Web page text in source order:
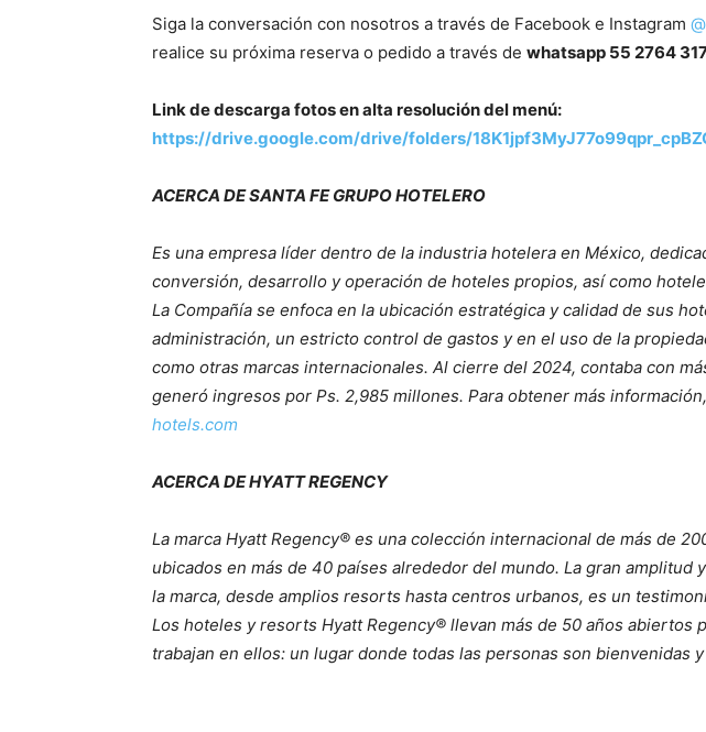
Siga la conversación con nosotros a través de Facebook e Instagram
realice su próxima reserva o pedido a través de whatsapp 55 2764
Link de descarga fotos en alta resolución del menú:
https://drive.google.com/drive/folders/
ACERCA DE SANTA FE GRUPO HOTELERO
Es una empresa líder dentro de la industria hotelera en México,
conversión, desarrollo y operación de hoteles propios, así como
La Compañía se enfoca en la ubicación estratégica y calidad de sus
administración, un estricto control de gastos y en el uso de la
como otras marcas internacionales. Al cierre del 2024, contaba con
generó ingresos por Ps. 2,985 millones. Para obtener más
hotels.com
ACERCA DE HYATT REGENCY
La marca Hyatt Regency® es una colección internacional de más de
ubicados en más de 40 países alrededor del mundo. La gran amplitud
la marca, desde amplios resorts hasta centros urbanos, es un
Los hoteles y resorts Hyatt Regency® llevan más de 50 años abiertos
trabajan en ellos: un lugar donde todas las personas son bienvenidas